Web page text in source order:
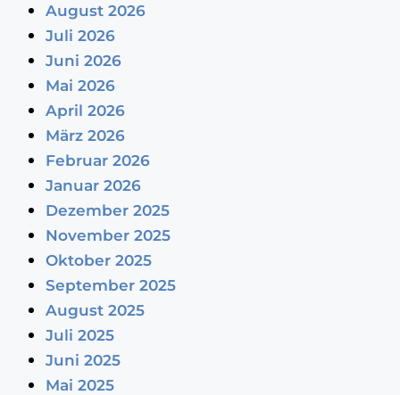
August 2026
Juli 2026
Juni 2026
Mai 2026
April 2026
März 2026
Februar 2026
Januar 2026
Dezember 2025
November 2025
Oktober 2025
September 2025
August 2025
Juli 2025
Juni 2025
Mai 2025